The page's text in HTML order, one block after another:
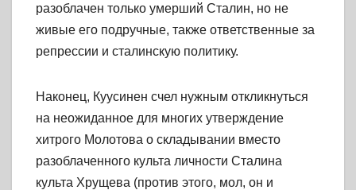
разоблачен только умерший Сталин, но не
живые его подручные, также ответственные за
репрессии и сталинскую политику.
Наконец, Куусинен счел нужным откликнуться
на неожиданное для многих утверждение
хитрого Молотова о складывании вместо
разоблаченного культа личности Сталина
культа Хрущева (против этого, мол, он и